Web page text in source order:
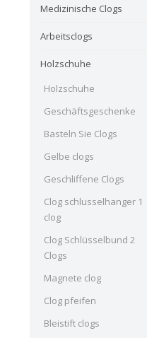
Medizinische Clogs
Arbeitsclogs
Holzschuhe
Holzschuhe
Geschäftsgeschenke
Basteln Sie Clogs
Gelbe clogs
Geschliffene Clogs
Clog schlusselhanger 1
clog
Clog Schlüsselbund 2
Clogs
Magnete clog
Clog pfeifen
Bleistift clogs